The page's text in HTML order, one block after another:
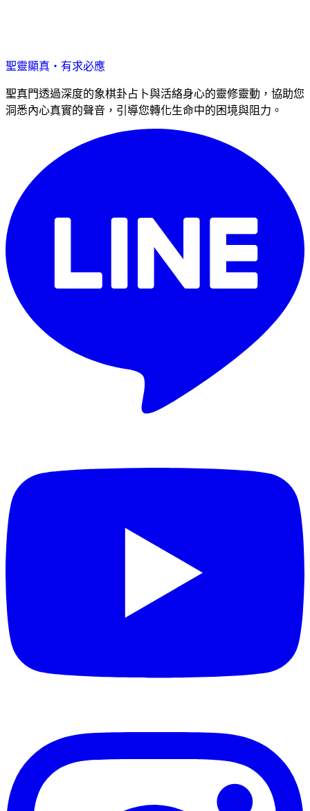
聖靈顯真・有求必應
聖真門透過深度的象棋卦占卜與活絡身心的靈修靈動，協助您
洞悉內心真實的聲音，引導您轉化生命中的困境與阻力。